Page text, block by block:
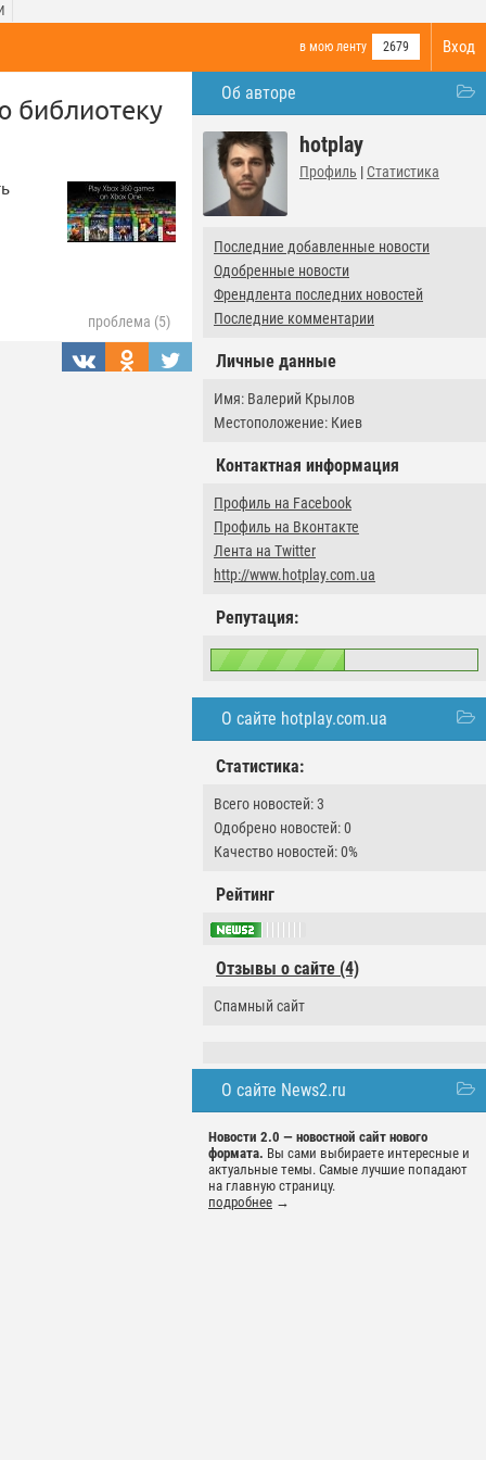
Вход
в мою ленту 2679
Об авторе
hotplay
Профиль | Статистика
Последние добавленные новости
Одобренные новости
Френдлента последних новостей
Последние комментарии
Личные данные
Имя: Валерий Крылов
Местоположение: Киев
Контактная информация
Профиль на Facebook
Профиль на Вконтакте
Лента на Twitter
http://www.hotplay.com.ua
Репутация:
О сайте hotplay.com.ua
Статистика:
Всего новостей: 3
Одобрено новостей: 0
Качество новостей: 0%
Рейтинг
Отзывы о сайте (4)
Спамный сайт
О сайте News2.ru
Новости 2.0 — новостной сайт нового
формата. Вы сами выбираете интересные и
актуальные темы. Самые лучшие попадают
на главную страницу.
подробнее →
библиотеку
проблема (5)